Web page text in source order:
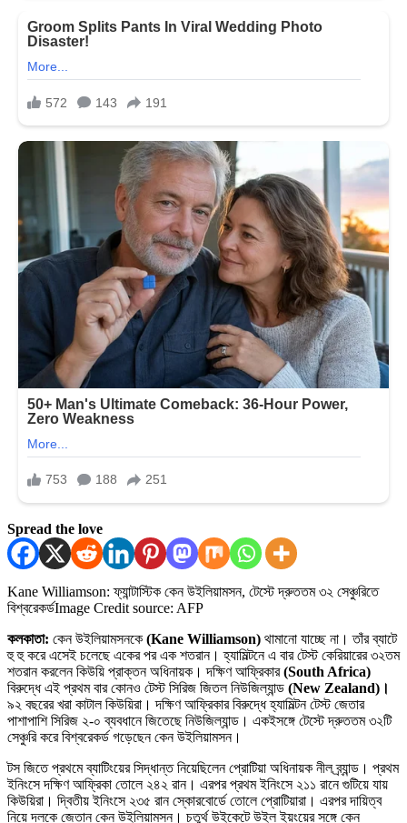
Spread the love
Kane Williamson: ফ্যান্টাস্টিক কেন উইলিয়ামসন, টেস্টে দ্রুততম ৩২ সেঞ্চুরিতে
বিশ্বরেকর্ডImage Credit source: AFP
কলকাতা: কেন উইলিয়ামসনকে (Kane Williamson) থামানো যাচ্ছে না। তাঁর ব্যাটে
হু হু করে এসেই চলেছে একের পর এক শতরান। হ্যামিল্টনে এ বার টেস্ট কেরিয়ারের ৩২তম
শতরান করলেন কিউয়ি প্রাক্তন অধিনায়ক। দক্ষিণ আফ্রিকার(South Africa)
বিরুদ্ধে এই প্রথম বার কোনও টেস্ট সিরিজ জিতল নিউজিল্যান্ড (New Zealand)।
৯২ বছরের খরা কাটাল কিউয়িরা। দক্ষিণ আফ্রিকার বিরুদ্ধে হ্যামিল্টন টেস্ট জেতার
পাশাপাশি সিরিজ ২-০ ব্যবধানে জিতেছে নিউজিল্যান্ড। একইসঙ্গে টেস্টে দ্রুততম ৩২টি
সেঞ্চুরি করে বিশ্বরেকর্ড গড়েছেন কেন উইলিয়ামসন।
টস জিতে প্রথমে ব্যাটিংয়ের সিদ্ধান্ত নিয়েছিলেন প্রোটিয়া অধিনায়ক নীল ব্র্যান্ড। প্রথম
ইনিংসে দক্ষিণ আফ্রিকা তোলে ২৪২ রান। এরপর প্রথম ইনিংসে ২১১ রানে গুটিয়ে যায়
কিউয়িরা। দ্বিতীয় ইনিংসে ২৩৫ রান স্কোরবোর্ডে তোলে প্রোটিয়ারা। এরপর দায়িত্ব
নিয়ে দলকে জেতান কেন উইলিয়ামসন। চতুর্থ উইকেটে উইল ইয়ংয়ের সঙ্গে কেন